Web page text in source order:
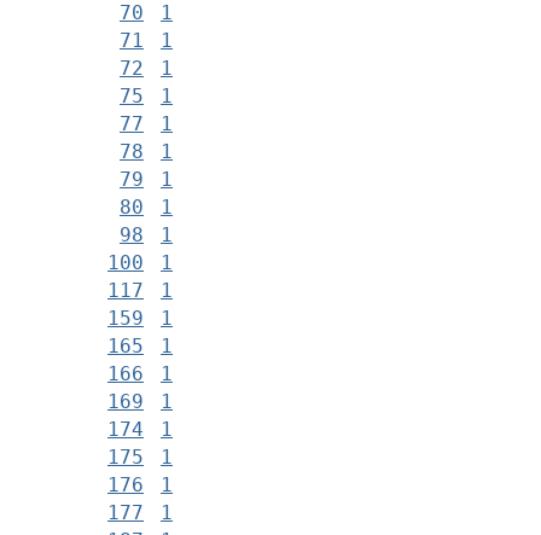
70
1
71
1
72
1
75
1
77
1
78
1
79
1
80
1
98
1
100
1
117
1
159
1
165
1
166
1
169
1
174
1
175
1
176
1
177
1